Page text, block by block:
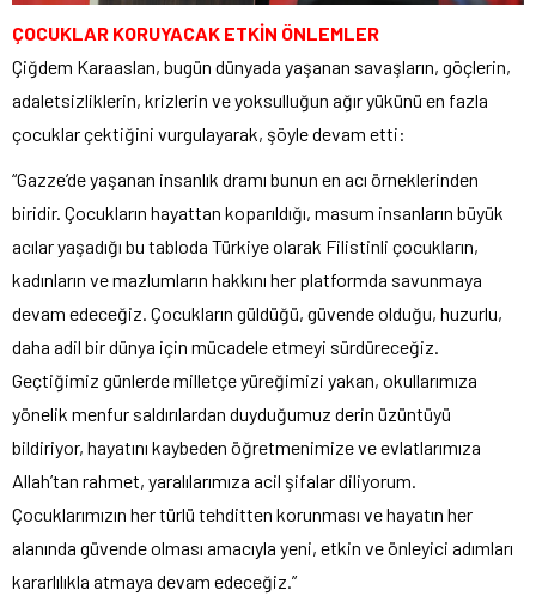
ÇOCUKLAR KORUYACAK ETKİN ÖNLEMLER
Çiğdem Karaaslan, bugün dünyada yaşanan savaşların, göçlerin,
adaletsizliklerin, krizlerin ve yoksulluğun ağır yükünü en fazla
çocuklar çektiğini vurgulayarak, şöyle devam etti:
“Gazze’de yaşanan insanlık dramı bunun en acı örneklerinden
biridir. Çocukların hayattan koparıldığı, masum insanların büyük
acılar yaşadığı bu tabloda Türkiye olarak Filistinli çocukların,
kadınların ve mazlumların hakkını her platformda savunmaya
devam edeceğiz. Çocukların güldüğü, güvende olduğu, huzurlu,
daha adil bir dünya için mücadele etmeyi sürdüreceğiz.
Geçtiğimiz günlerde milletçe yüreğimizi yakan, okullarımıza
yönelik menfur saldırılardan duyduğumuz derin üzüntüyü
bildiriyor, hayatını kaybeden öğretmenimize ve evlatlarımıza
Allah’tan rahmet, yaralılarımıza acil şifalar diliyorum.
Çocuklarımızın her türlü tehditten korunması ve hayatın her
alanında güvende olması amacıyla yeni, etkin ve önleyici adımları
kararlılıkla atmaya devam edeceğiz.”